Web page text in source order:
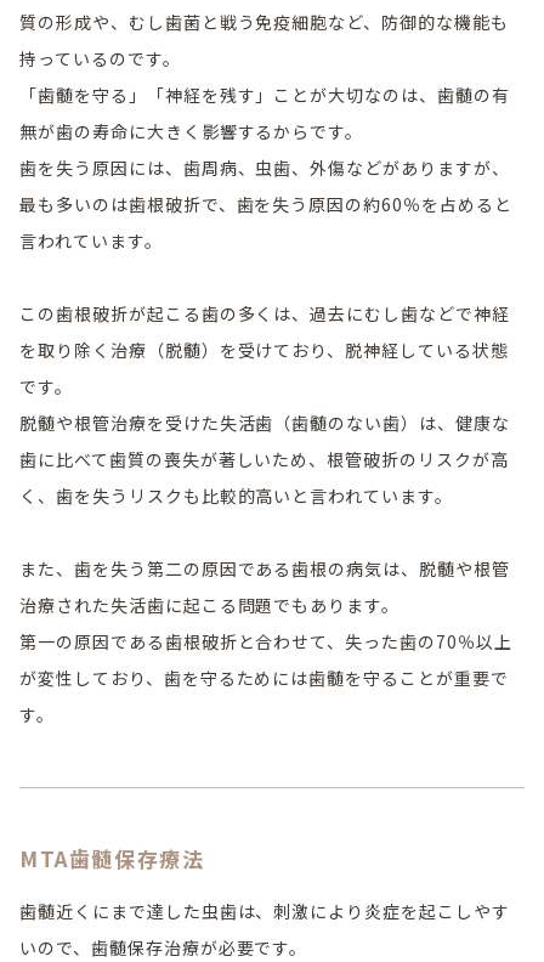
質の形成や、むし歯菌と戦う免疫細胞など、防御的な機能も
持っているのです。
「歯髄を守る」「神経を残す」ことが大切なのは、歯髄の有
無が歯の寿命に大きく影響するからです。
歯を失う原因には、歯周病、虫歯、外傷などがありますが、
最も多いのは歯根破折で、歯を失う原因の約60％を占めると
言われています。
この歯根破折が起こる歯の多くは、過去にむし歯などで神経
を取り除く治療（脱髄）を受けており、脱神経している状態
です。
脱髄や根管治療を受けた失活歯（歯髄のない歯）は、健康な
歯に比べて歯質の喪失が著しいため、根管破折のリスクが高
く、歯を失うリスクも比較的高いと言われています。
また、歯を失う第二の原因である歯根の病気は、脱髄や根管
治療された失活歯に起こる問題でもあります。
第一の原因である歯根破折と合わせて、失った歯の70％以上
が変性しており、歯を守るためには歯髄を守ることが重要で
す。
MTA歯髄保存療法
歯髄近くにまで達した虫歯は、刺激により炎症を起こしやす
いので、歯髄保存治療が必要です。